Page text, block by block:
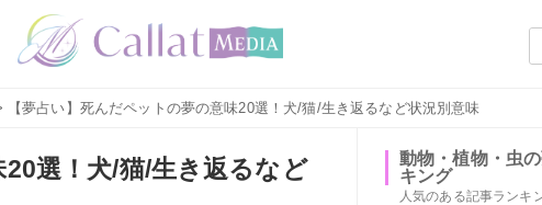
【夢占い】死んだペットの夢の意味20選！犬/猫/生き返るなど状況別意味
20選！犬/猫/生き返るなど
動物・植物・虫
キング
人気のある記事ランキ